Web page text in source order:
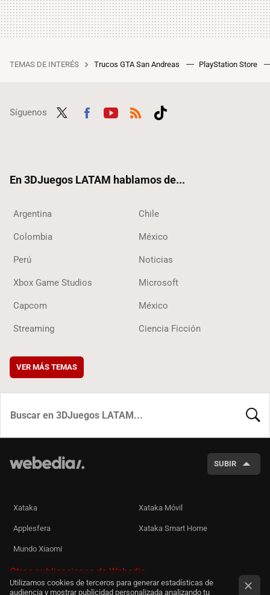
TEMAS DE INTERÉS Trucos GTA San Andreas PlayStation Store
Síguenos
En 3DJuegos LATAM hablamos de...
Argentina Chile
Colombia México
Perú Noticias
Xbox Game Studios Microsoft
Capcom México
Streaming Ciencia Ficción
VER MÁS TEMAS
SUBIR
Xataka Xataka Móvil
Applesfera Xataka Smart Home
Mundo Xiaomi
Otras publicaciones de Webedia
Utilizamos cookies de terceros para generar estadísticas de
audiencia y mostrar publicidad personalizada analizando tu